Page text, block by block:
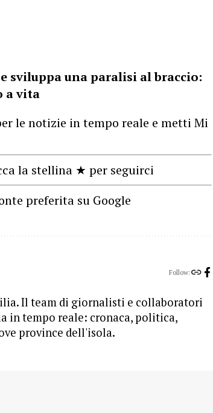
sviluppa una paralisi al braccio:
a vita
le notizie in tempo reale e metti Mi
la stellina ★ per seguirci
preferita su Google
Follow:
Il team di giornalisti e collaboratori
in tempo reale: cronaca, politica,
province dell'isola.